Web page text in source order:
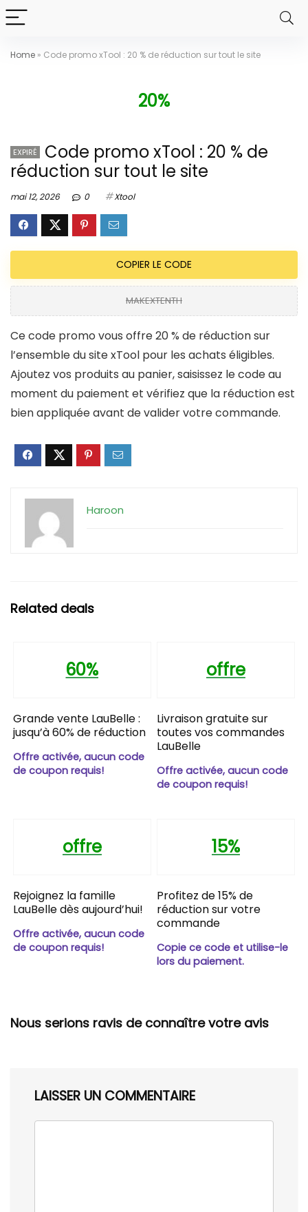
Home » Code promo xTool : 20 % de réduction sur tout le site
20%
EXPIRÉ
Code promo xTool : 20 % de
réduction sur tout le site
mai 12, 2026 0 Xtool
COPIER LE CODE
MAKEXTENTH
Ce code promo vous offre 20 % de réduction sur
l’ensemble du site xTool pour les achats éligibles.
Ajoutez vos produits au panier, saisissez le code au
moment du paiement et vérifiez que la réduction est
bien appliquée avant de valider votre commande.
Haroon
Related deals
60%
Grande vente LauBelle :
jusqu’à 60% de réduction
Offre activée, aucun code
de coupon requis!
offre
Livraison gratuite sur
toutes vos commandes
LauBelle
Offre activée, aucun code
de coupon requis!
offre
Rejoignez la famille
LauBelle dès aujourd’hui!
Offre activée, aucun code
de coupon requis!
15%
Profitez de 15% de
réduction sur votre
commande
Copie ce code et utilise-le
lors du paiement.
Nous serions ravis de connaître votre avis
LAISSER UN COMMENTAIRE